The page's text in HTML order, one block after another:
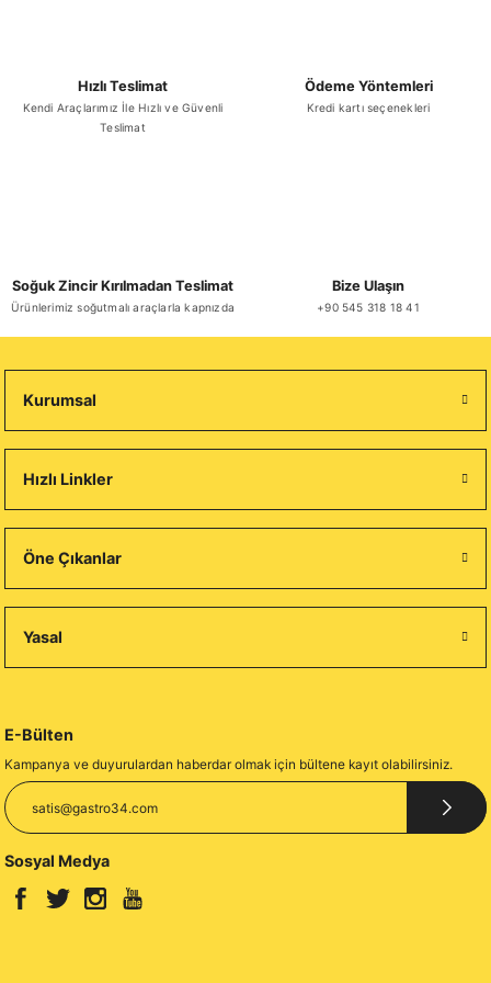
Hızlı Teslimat
Kendi Araçlarımız İle Hızlı ve Güvenli
Teslimat
Ödeme Yöntemleri
Kredi kartı seçenekleri
Soğuk Zincir Kırılmadan Teslimat
Ürünlerimiz soğutmalı araçlarla kapnızda
Bize Ulaşın
+90 545 318 18 41
Kurumsal
Hızlı Linkler
Öne Çıkanlar
Yasal
E-Bülten
Kampanya ve duyurulardan haberdar olmak için bültene kayıt olabilirsiniz.
Sosyal Medya